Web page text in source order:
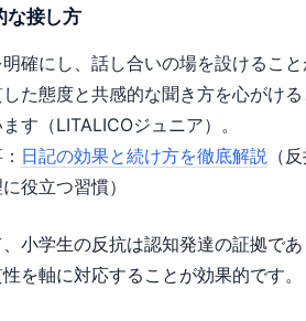
な接し方
確にし、話し合いの場を設けるこ
た態度と共感的な聞き方を心がけ
す（LITALICOジュニア）。
日記の効果と続け方を徹底解説 （
役立つ習慣）
小学生の反抗は認知発達の証拠で
を軸に対応することが効果的です。